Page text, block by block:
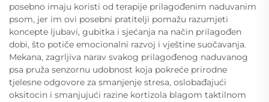
posebno imaju koristi od terapije prilagođenim naduvanim
psom, jer im ovi posebni pratitelji pomažu razumjeti
koncepte ljubavi, gubitka i sjećanja na način prilagođen
dobi, što potiče emocionalni razvoj i vještine suočavanja.
Mekana, zagrljiva narav svakog prilagođenog naduvanog
psa pruža senzornu udobnost koja pokreće prirodne
tjelesne odgovore za smanjenje stresa, oslobađajući
oksitocin i smanjujući razine kortizola blagom taktilnom